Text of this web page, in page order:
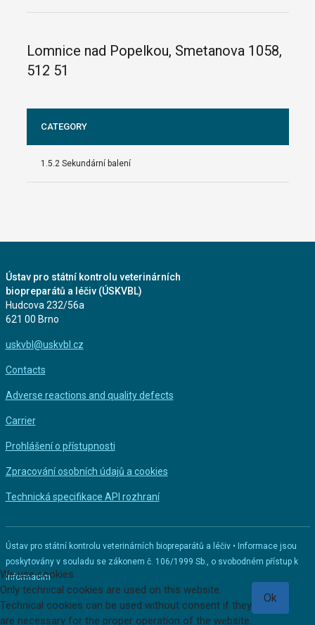
Lomnice nad Popelkou, Smetanova 1058,
512 51
CATEGORY
1.5.2 Sekundární balení
Ústav pro státní kontrolu veterinárních
biopreparátů a léčiv (ÚSKVBL)
Hudcova 232/56a
621 00 Brno
uskvbl@uskvbl.cz
Contacts
Adverse reactions and quality defects
Carrier
Prohlášení o přístupnosti
Zpracování osobních údajů a cookies
Technická specifikace API rozhraní
Ústav pro státní kontrolu veterinárních biopreparátů a léčiv • Informace jsou
poskytovány v souladu se zákonem č. 106/1999 Sb., o svobodném přístup k
informacím
We use cookies
Only technical cookies are used on this website.
Technical cookies can be used without consent if they
are necessary for the proper operation of the website.
Ok